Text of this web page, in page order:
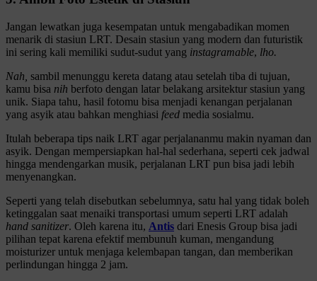
Jangan lewatkan juga kesempatan untuk mengabadikan momen
menarik di stasiun LRT. Desain stasiun yang modern dan futuristik
ini sering kali memiliki sudut-sudut yang instagramable, lho.
Nah, sambil menunggu kereta datang atau setelah tiba di tujuan,
kamu bisa nih berfoto dengan latar belakang arsitektur stasiun yang
unik. Siapa tahu, hasil fotomu bisa menjadi kenangan perjalanan
yang asyik atau bahkan menghiasi feed media sosialmu.
Itulah beberapa tips naik LRT agar perjalananmu makin nyaman dan
asyik. Dengan mempersiapkan hal-hal sederhana, seperti cek jadwal
hingga mendengarkan musik, perjalanan LRT pun bisa jadi lebih
menyenangkan.
Seperti yang telah disebutkan sebelumnya, satu hal yang tidak boleh
ketinggalan saat menaiki transportasi umum seperti LRT adalah
hand sanitizer. Oleh karena itu, Antis dari Enesis Group bisa jadi
pilihan tepat karena efektif membunuh kuman, mengandung
moisturizer untuk menjaga kelembapan tangan, dan memberikan
perlindungan hingga 2 jam.